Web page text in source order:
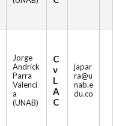
Jorge
Andrick
Parra
Valenci
a
(UNAB)
C
v
L
A
C
japar
ra@u
nab.e
du.co